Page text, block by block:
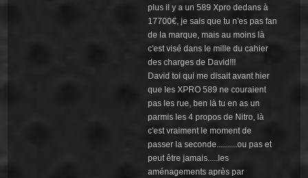
plus il y a un 589 Xpro dedans à
17700€, je sais que tu n'es pas fan
de la marque, mais au moins là
c'est visé dans le mille du cahier
des charges de David!!!
David toi qui me disait avant hier
que les XPRO 589 ne couraient
pas les rue, ben là tu en as un
parmis les 4 propos de Nitro, là
c'est vraiment le moment de
passer la seconde..........ou pas et
peut être jamais.....les
aménagements après par